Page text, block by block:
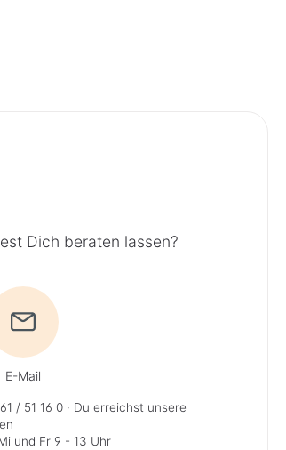
Dich beraten lassen?
E-Mail
/ 51 16 0· Du erreichst unsere
und Fr 9 - 13 Uhr